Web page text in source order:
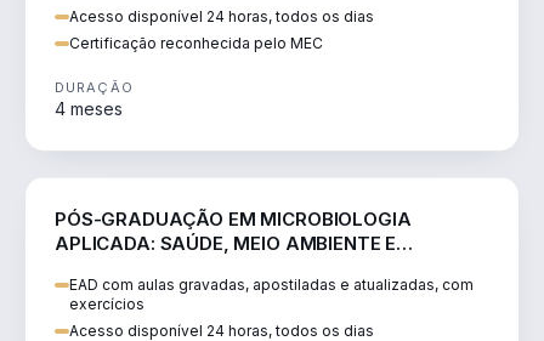
Acesso disponível 24 horas, todos os dias
Certificação reconhecida pelo MEC
DURAÇÃO
4 meses
PÓS-GRADUAÇÃO EM MICROBIOLOGIA
APLICADA: SAÚDE, MEIO AMBIENTE E
EAD com aulas gravadas, apostiladas e atualizadas, com
exercícios
Acesso disponível 24 horas, todos os dias